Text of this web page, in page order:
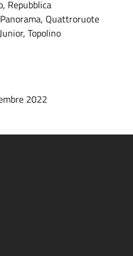
Repubblica
Quattroruote
Topolino
2022